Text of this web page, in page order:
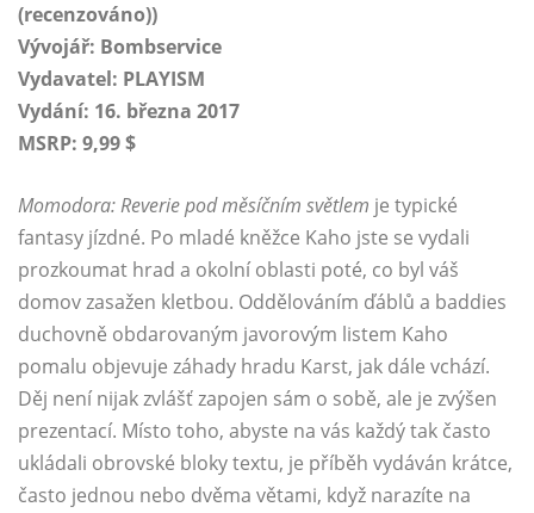
(recenzováno))
Vývojář: Bombservice
Vydavatel: PLAYISM
Vydání: 16. března 2017
MSRP: 9,99 $
Momodora: Reverie pod měsíčním světlem je typické
fantasy jízdné. Po mladé kněžce Kaho jste se vydali
prozkoumat hrad a okolní oblasti poté, co byl váš
domov zasažen kletbou. Oddělováním ďáblů a baddies
duchovně obdarovaným javorovým listem Kaho
pomalu objevuje záhady hradu Karst, jak dále vchází.
Děj není nijak zvlášť zapojen sám o sobě, ale je zvýšen
prezentací. Místo toho, abyste na vás každý tak často
ukládali obrovské bloky textu, je příběh vydáván krátce,
často jednou nebo dvěma větami, když narazíte na